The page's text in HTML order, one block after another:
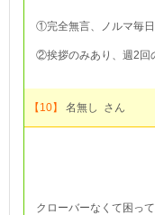
①完全無言、ノルマ毎
②挨拶のみあり、週2
【10】 名無し さん
クローバーなくて困っ